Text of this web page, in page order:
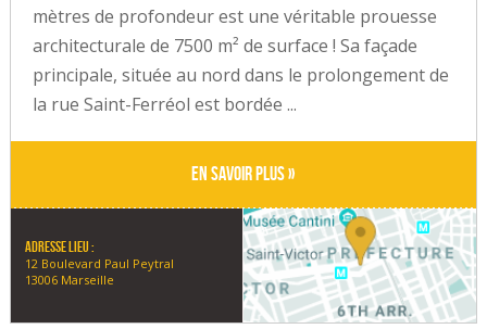
mètres de profondeur est une véritable prouesse
architecturale de 7500 m² de surface ! Sa façade
principale, située au nord dans le prolongement de
la rue Saint-Ferréol est bordée ...
En savoir plus »
Adresse lieu :
12 Boulevard Paul Peytral
13006 Marseille